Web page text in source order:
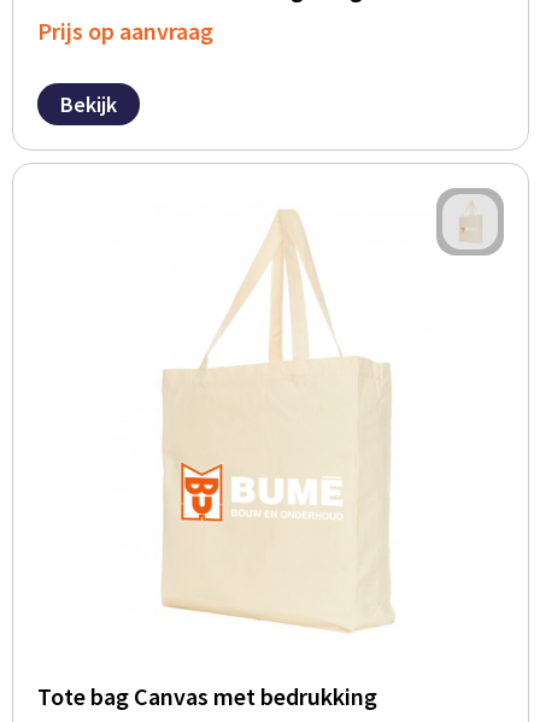
Prijs op aanvraag
Bekijk
Tote bag Canvas met bedrukking